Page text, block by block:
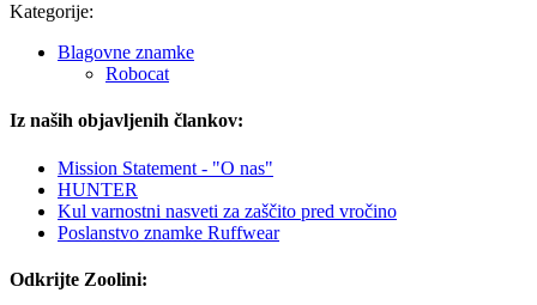
Kategorije:
Blagovne znamke
Robocat
Iz naših objavljenih člankov:
Mission Statement - "O nas"
HUNTER
Kul varnostni nasveti za zaščito pred vročino
Poslanstvo znamke Ruffwear
Odkrijte Zoolini: